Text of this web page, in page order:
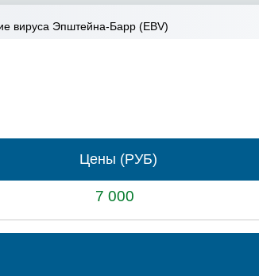
вируса Эпштейна-Барр (EBV)
Цены (РУБ)
7 000